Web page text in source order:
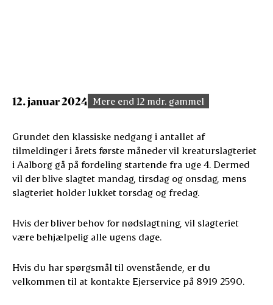
12. januar 2024 Mere end 12 mdr. gammel
Grundet den klassiske nedgang i antallet af
tilmeldinger i årets første måneder vil kreaturslagteriet
i Aalborg gå på fordeling startende fra uge 4. Dermed
vil der blive slagtet mandag, tirsdag og onsdag, mens
slagteriet holder lukket torsdag og fredag.
Hvis der bliver behov for nødslagtning, vil slagteriet
være behjælpelig alle ugens dage.
Hvis du har spørgsmål til ovenstående, er du
velkommen til at kontakte Ejerservice på 8919 2590.